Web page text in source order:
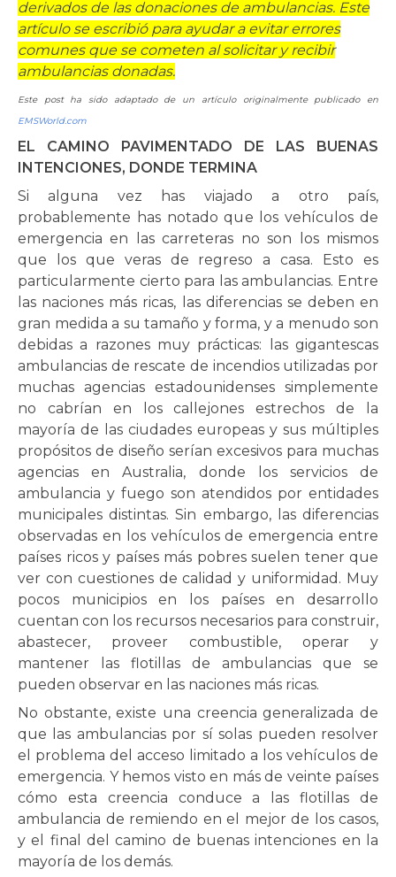
derivados de las donaciones de ambulancias. Este
artículo se escribió para ayudar a evitar errores
comunes que se cometen al solicitar y recibir
ambulancias donadas.
Este post ha sido adaptado de un artículo originalmente publicado en
EMSWorld.com
EL CAMINO PAVIMENTADO DE LAS BUENAS
INTENCIONES, DONDE TERMINA
Si alguna vez has viajado a otro país,
probablemente has notado que los vehículos de
emergencia en las carreteras no son los mismos
que los que veras de regreso a casa. Esto es
particularmente cierto para las ambulancias. Entre
las naciones más ricas, las diferencias se deben en
gran medida a su tamaño y forma, y a menudo son
debidas a razones muy prácticas: las gigantescas
ambulancias de rescate de incendios utilizadas por
muchas agencias estadounidenses simplemente
no cabrían en los callejones estrechos de la
mayoría de las ciudades europeas y sus múltiples
propósitos de diseño serían excesivos para muchas
agencias en Australia, donde los servicios de
ambulancia y fuego son atendidos por entidades
municipales distintas. Sin embargo, las diferencias
observadas en los vehículos de emergencia entre
países ricos y países más pobres suelen tener que
ver con cuestiones de calidad y uniformidad. Muy
pocos municipios en los países en desarrollo
cuentan con los recursos necesarios para construir,
abastecer, proveer combustible, operar y
mantener las flotillas de ambulancias que se
pueden observar en las naciones más ricas.
No obstante, existe una creencia generalizada de
que las ambulancias por sí solas pueden resolver
el problema del acceso limitado a los vehículos de
emergencia. Y hemos visto en más de veinte países
cómo esta creencia conduce a las flotillas de
ambulancia de remiendo en el mejor de los casos,
y el final del camino de buenas intenciones en la
mayoría de los demás.